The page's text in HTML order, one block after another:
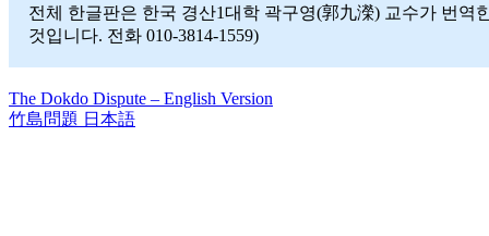
전체 한글판은 한국 경산1대학 곽구영(郭九濚) 교수가 번역
것입니다. 전화 010-3814-1559)
The Dokdo Dispute – English Version
竹島問題 日本語